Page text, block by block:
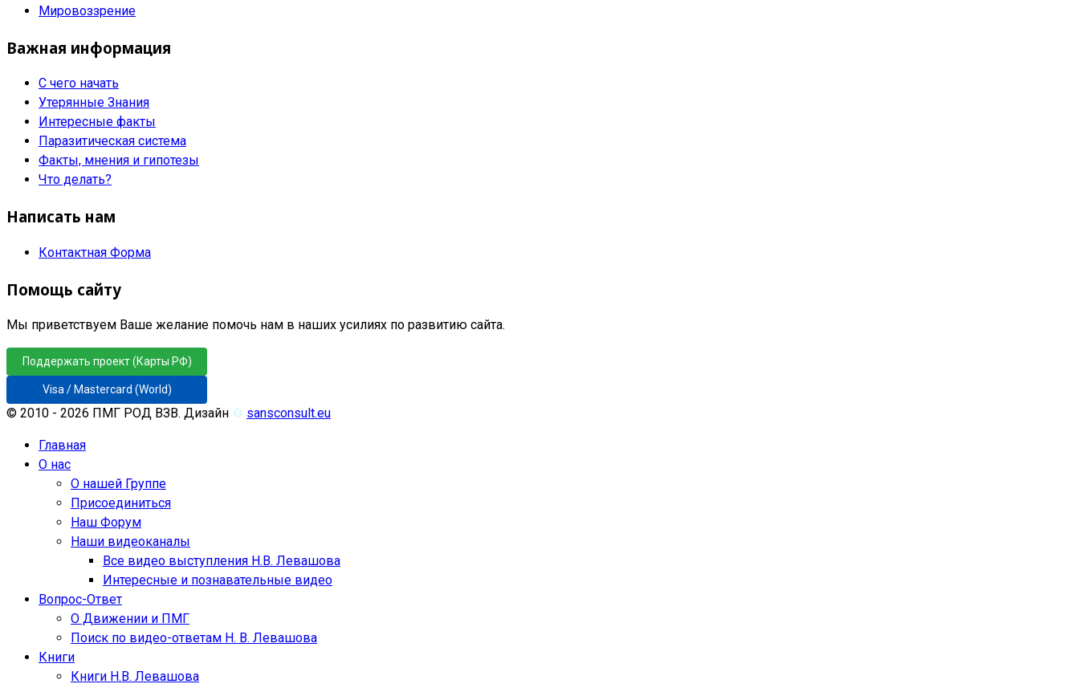
Мировоззрение
Важная информация
С чего начать
Утерянные Знания
Интересные факты
Паразитическая система
Факты, мнения и гипотезы
Что делать?
Написать нам
Контактная Форма
Помощь сайту
Мы приветствуем Ваше желание помочь нам в наших усилиях по развитию сайта.
Поддержать проект (Карты РФ)
Visa / Mastercard (World)
© 2010 - 2026 ПМГ РОД ВЗВ. Дизайн ♲ sansconsult.eu
Главная
О нас
О нашей Группе
Присоединиться
Наш Форум
Наши видеоканалы
Все видео выступления Н.В. Левашова
Интересные и познавательные видео
Вопрос-Ответ
О Движении и ПМГ
Поиск по видео-ответам Н. В. Левашова
Книги
Книги Н.В. Левашова